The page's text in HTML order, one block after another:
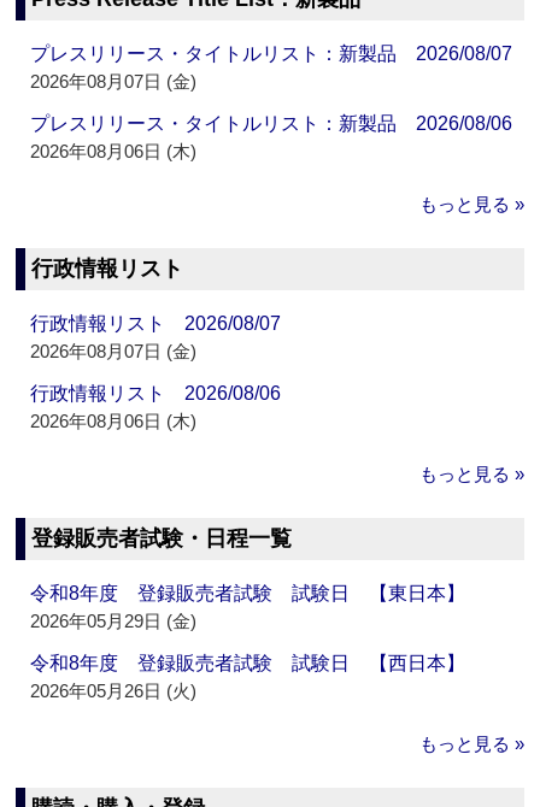
プレスリリース・タイトルリスト：新製品 2026/08/07
2026年08月07日 (金)
プレスリリース・タイトルリスト：新製品 2026/08/06
2026年08月06日 (木)
もっと見る »
行政情報リスト
行政情報リスト 2026/08/07
2026年08月07日 (金)
行政情報リスト 2026/08/06
2026年08月06日 (木)
もっと見る »
登録販売者試験・日程一覧
令和8年度 登録販売者試験 試験日 【東日本】
2026年05月29日 (金)
令和8年度 登録販売者試験 試験日 【西日本】
2026年05月26日 (火)
もっと見る »